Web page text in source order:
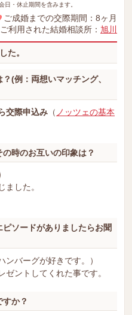
・休止期間を含みます。
ご成婚までの交際期間：8ヶ月
ご利用された結婚相談所： 旭川
た。
(例：両想いマッチング、
交際申込み （ ノッツェの基本
時のお互いの印象は？
ました。
ソードがありましたらお聞
バーグが好きです。）
ントしてくれた事です。
か？